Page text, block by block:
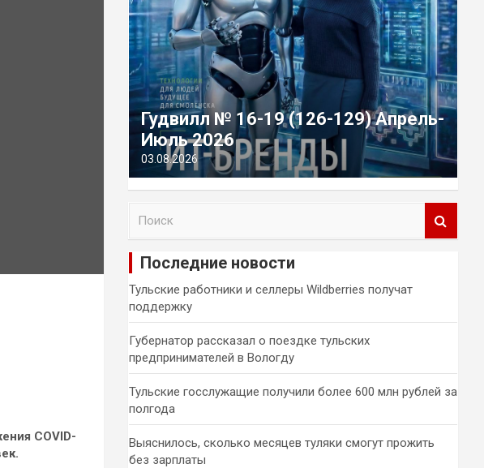
COVID-
Гудвилл № 16-19 (126-129) Апрель-
Июль 2026
03.08.2026
и
Последние новости
Тульские работники и селлеры Wildberries получат
поддержку
Губернатор рассказал о поездке тульских
предпринимателей в Вологду
Тульские госслужащие получили более 600 млн рублей за
полгода
Выяснилось, сколько месяцев туляки смогут прожить
без зарплаты